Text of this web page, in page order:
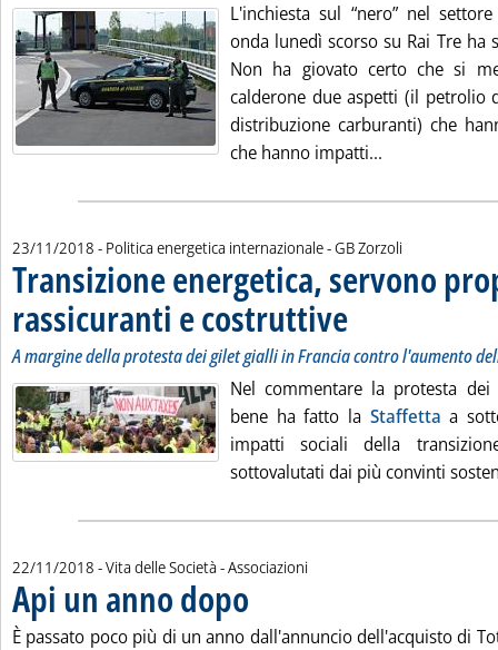
L'inchiesta sul “nero” nel
onda lunedì scorso su Rai Tre ha
Non ha giovato certo che si
calderone due aspetti (il petrolio
distribuzione carburanti) che
che hanno impatti...
23/11/2018 - Politica energetica internazionale -di:
GB Zorzoli
Transizione energetica, servono
rassicuranti e costruttive . Sottotitolo: A margine
. Pubblicata venerdì 23
A margine della protesta dei gilet gialli in Francia contro l'aumento
Nel commentare la protesta
bene ha fatto la Staffetta a
impatti sociali della
sottovalutati dai più convinti
22/11/2018 - Vita delle Società - Associazioni
Api un anno dopo
È passato poco più di un anno dall'annuncio dell'acquisto di